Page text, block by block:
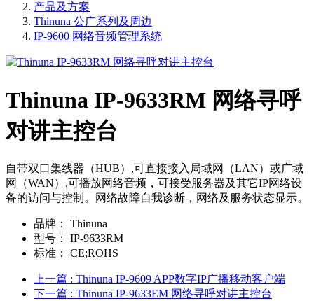
产品及方案
Thinuna 公广系列及周边
IP-9600 网络音频管理系统
Thinuna IP-9633RM 网络寻呼
对讲主控台
自带双口集线器（HUB）,可直接接入局域网（LAN）或广域
网（WAN）,可播放网络音频，可接受服务器及其它IP网络设
备的访问与控制。网络故障自我诊断，网络及服务状态显示。
品牌：
Thinuna
型号：
IP-9633RM
标准：
CE;ROHS
上一篇 : Thinuna IP-9609 APP数字IP广播移动客户端
下一篇 : Thinuna IP-9633EM 网络寻呼对讲主控台